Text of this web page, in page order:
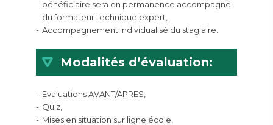
bénéficiaire sera en permanence accompagné
du formateur technique expert,
Accompagnement individualisé du stagiaire.
Modalités d’évaluation:
Evaluations AVANT/APRES,
Quiz,
Mises en situation sur ligne école,